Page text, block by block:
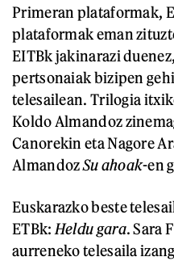
Primeran plataformak,
plataformak eman
EITBk jakinarazi
pertsonaiak bizipen
telesailean. Trilogia
Koldo Almandoz
Canorekin eta Nagore
AlmandozSu ahoak-en
Euskarazko beste
ETBk: Heldu gara. Sara
aurreneko telesaila